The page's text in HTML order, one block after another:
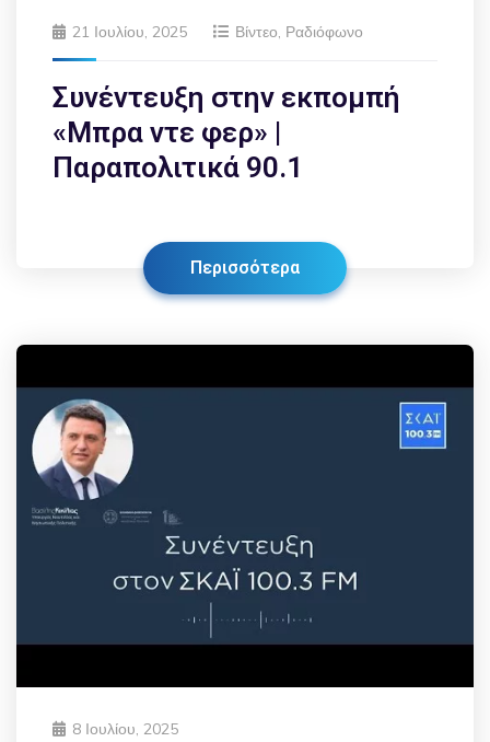
21 Ιουλίου, 2025 Βίντεο Ραδιόφωνο
Συνέντευξη στην εκπομπή
«Μπρα ντε φερ» |
Παραπολιτικά 90.1
Περισσότερα
8 Ιουλίου, 2025